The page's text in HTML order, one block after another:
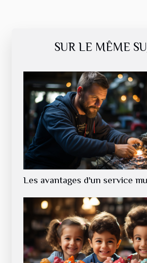
SUR LE MÊME
Les avantages d'un service